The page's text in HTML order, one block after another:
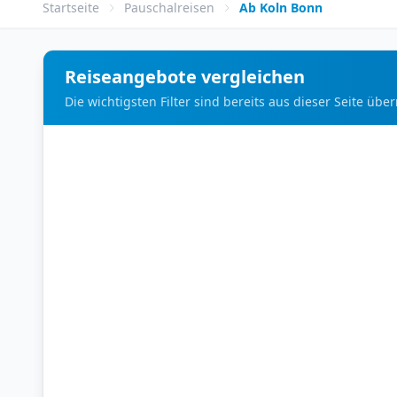
Startseite Pauschalreisen Ab Koln Bonn
Reiseangebote vergleichen
Die wichtigsten Filter sind bereits aus dieser Seite